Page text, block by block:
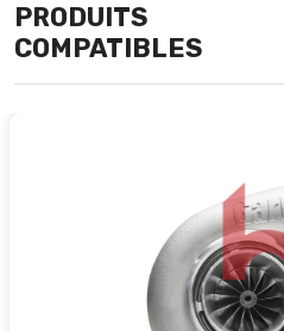
PRODUITS
COMPATIBLES